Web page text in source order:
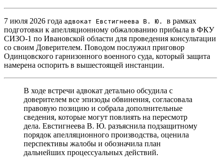
7 июля 2026 года адвокат Евстигнеева В. Ю. в рамках
подготовки к апелляционному обжалованию прибыла в ФКУ
СИЗО-1 по Ивановской области для проведения консультации
со своим Доверителем. Поводом послужил приговор
Одинцовского гарнизонного военного суда, который защита
намерена оспорить в вышестоящей инстанции.
В ходе встречи адвокат детально обсудила с
доверителем все эпизоды обвинения, согласовала
правовую позицию и собрала дополнительные
сведения, которые могут повлиять на пересмотр
дела. Евстигнеева В. Ю. разъяснила подзащитному
порядок апелляционного производства, оценила
перспективы жалобы и обозначила план
дальнейших процессуальных действий.